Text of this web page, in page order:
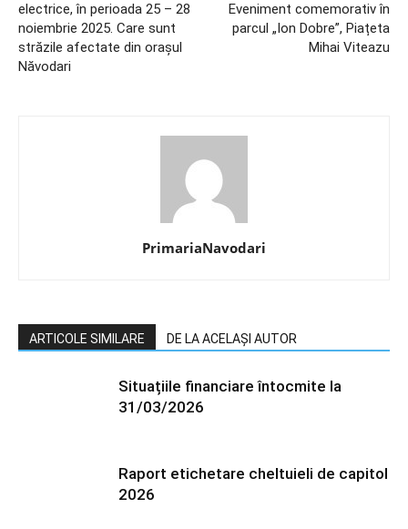
electrice, în perioada 25 – 28
noiembrie 2025. Care sunt
străzile afectate din orașul
Năvodari
Eveniment comemorativ în
parcul „Ion Dobre”, Piațeta
Mihai Viteazu
PrimariaNavodari
ARTICOLE SIMILARE DE LA ACELAȘI AUTOR
Situațiile financiare întocmite la
31/03/2026
Raport etichetare cheltuieli de capitol
2026